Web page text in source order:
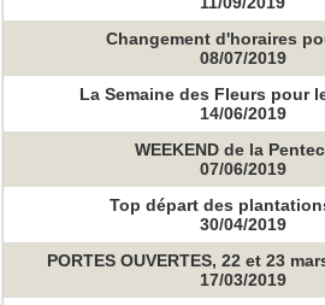
Changement d'horaires
08/07/2019
La Semaine des Fleurs pour
14/06/2019
WEEKEND de la
07/06/2019
Top départ des
30/04/2019
PORTES OUVERTES, 22 et 23
17/03/2019